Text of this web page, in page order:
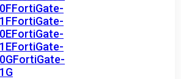
FortiGate-
FortiGate-
FortiGate-
FortiGate-
FortiGate-